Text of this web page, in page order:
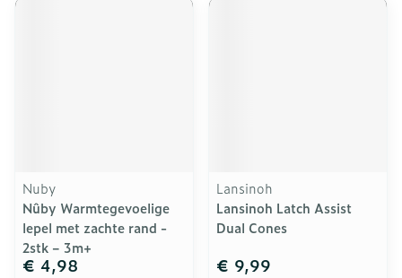
Nuby
Nûby Warmtegevoelige
lepel met zachte rand -
2stk – 3m+
€ 4,98
Lansinoh
Lansinoh Latch Assist
Dual Cones
€ 9,99